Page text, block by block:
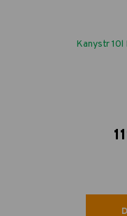
Kanystr 10l